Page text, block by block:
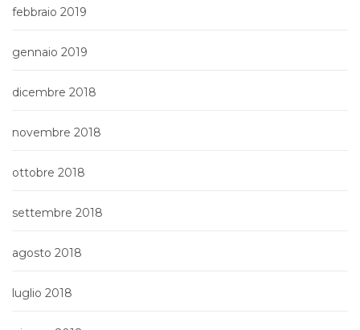
febbraio 2019
gennaio 2019
dicembre 2018
novembre 2018
ottobre 2018
settembre 2018
agosto 2018
luglio 2018